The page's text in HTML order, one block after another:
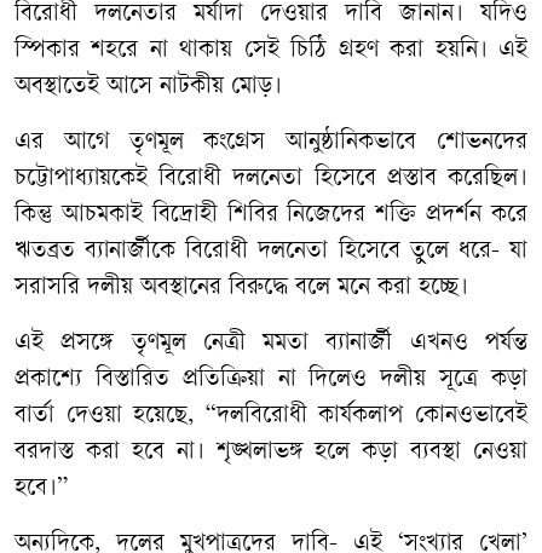
বিরোধী দলনেতার মর্যাদা দেওয়ার দাবি জানান। যদিও
স্পিকার শহরে না থাকায় সেই চিঠি গ্রহণ করা হয়নি। এই
অবস্থাতেই আসে নাটকীয় মোড়।
এর আগে তৃণমূল কংগ্রেস আনুষ্ঠানিকভাবে শোভনদের
চট্টোপাধ্যায়কেই বিরোধী দলনেতা হিসেবে প্রস্তাব করেছিল।
কিন্তু আচমকাই বিদ্রোহী শিবির নিজেদের শক্তি প্রদর্শন করে
ঋতব্রত ব্যানার্জীকে বিরোধী দলনেতা হিসেবে তুলে ধরে- যা
সরাসরি দলীয় অবস্থানের বিরুদ্ধে বলে মনে করা হচ্ছে।
এই প্রসঙ্গে তৃণমূল নেত্রী মমতা ব্যানার্জী এখনও পর্যন্ত
প্রকাশ্যে বিস্তারিত প্রতিক্রিয়া না দিলেও দলীয় সূত্রে কড়া
বার্তা দেওয়া হয়েছে, “দলবিরোধী কার্যকলাপ কোনওভাবেই
বরদাস্ত করা হবে না। শৃঙ্খলাভঙ্গ হলে কড়া ব্যবস্থা নেওয়া
হবে।”
অন্যদিকে, দলের মুখপাত্রদের দাবি- এই ‘সংখ্যার খেলা’